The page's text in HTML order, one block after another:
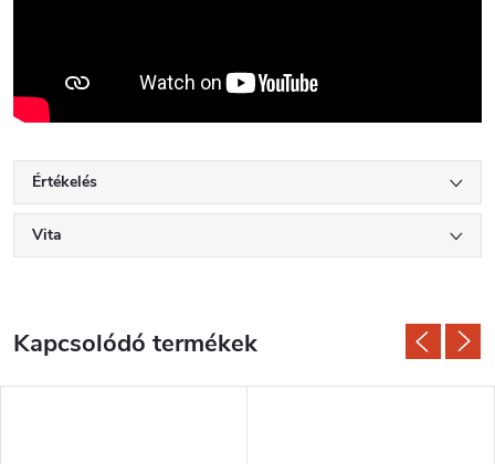
Értékelés
Vita
Kapcsolódó termékek